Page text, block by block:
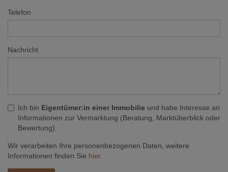
Telefon
Nachricht
Ich bin Eigentümer:in einer Immobilie und habe Interesse an
Informationen zur Vermarktung (Beratung, Marktüberblick oder
Bewertung).
Wir verarbeiten Ihre personenbezogenen Daten, weitere
Informationen finden Sie hier.